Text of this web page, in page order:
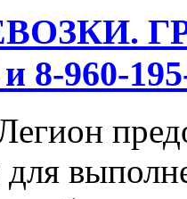
8-960-
для